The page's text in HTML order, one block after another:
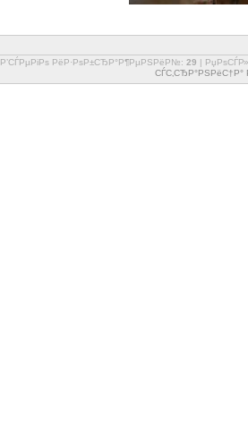
Р’СЃРµРіРѕ РёР·РѕР±СЂР°Р¶РµРЅРёР№: 29 |
СЃС‚СЂР°РЅРёС†Р°